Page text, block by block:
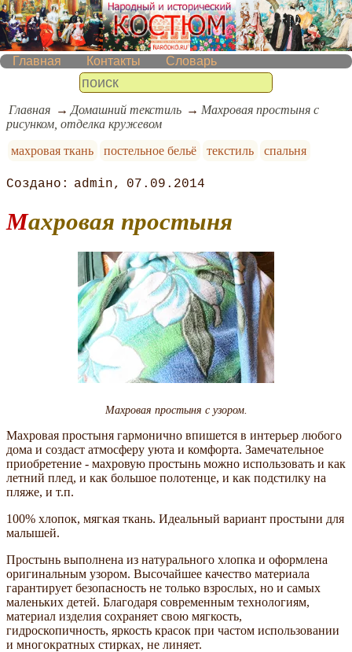
Главная Контакты Словарь
Главная Домашний текстиль
Махровая простыня с
рисунком, отделка кружевом
махровая ткань
постельное бельё текстиль спальня
admin 07.09.2014
Махровая простыня
Махровая простыня с узором.
Махровая простыня гармонично впишется в интерьер любого
дома и создаст атмосферу уюта и комфорта. Замечательное
приобретение - махровую простынь можно использовать и как
летний плед, и как большое полотенце, и как подстилку на
пляже, и т.п.
100% хлопок, мягкая ткань. Идеальный вариант простыни для
малышей.
Простынь выполнена из натурального хлопка и оформлена
оригинальным узором. Высочайшее качество материала
гарантирует безопасность не только взрослых, но и самых
маленьких детей. Благодаря современным технологиям,
материал изделия сохраняет свою мягкость,
гидроскопичность, яркость красок при частом использовании
и многократных стирках, не линяет.